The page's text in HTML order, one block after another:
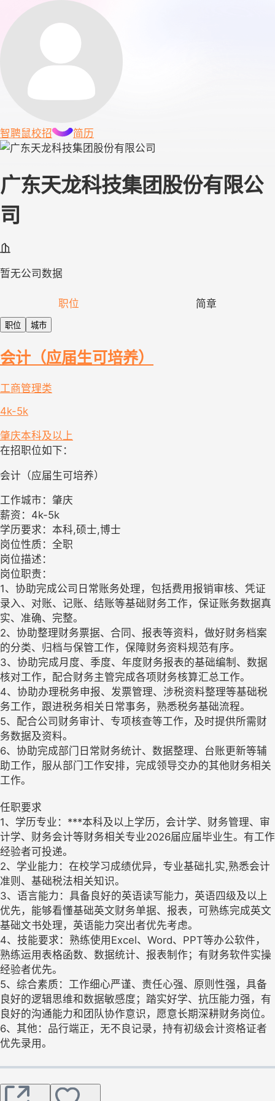
智聘鼠校招 简历
广东天龙科技集团股份有限公
司
暂无公司数据
职位 简章
职位 城市
会计（应届生可培养）
工商管理类
4k-5k
肇庆本科及以上
在招职位如下：
会计（应届生可培养）
工作城市：肇庆
薪资：4k-5k
学历要求：本科,硕士,博士
岗位性质：全职
岗位描述：
岗位职责：
1、协助完成公司日常账务处理，包括费用报销审核、凭证
录入、对账、记账、结账等基础财务工作，保证账务数据真
实、准确、完整。
2、协助整理财务票据、合同、报表等资料，做好财务档案
的分类、归档与保管工作，保障财务资料规范有序。
3、协助完成月度、季度、年度财务报表的基础编制、数据
核对工作，配合财务主管完成各项财务核算汇总工作。
4、协助办理税务申报、发票管理、涉税资料整理等基础税
务工作，跟进税务相关日常事务，熟悉税务基础流程。
5、配合公司财务审计、专项核查等工作，及时提供所需财
务数据及资料。
6、协助完成部门日常财务统计、数据整理、台账更新等辅
助工作，服从部门工作安排，完成领导交办的其他财务相关
工作。
任职要求
1、学历专业：***本科及以上学历，会计学、财务管理、审
计学、财务会计等财务相关专业2026届应届毕业生。有工作
经验者可投递。
2、学业能力：在校学习成绩优异，专业基础扎实,熟悉会计
准则、基础税法相关知识。
3、语言能力：具备良好的英语读写能力，英语四级及以上
优先，能够看懂基础英文财务单据、报表，可熟练完成英文
基础文书处理，英语能力突出者优先考虑。
4、技能要求：熟练使用Excel、Word、PPT等办公软件，
熟练运用表格函数、数据统计、报表制作；有财务软件实操
经验者优先。
5、综合素质：工作细心严谨、责任心强、原则性强，具备
良好的逻辑思维和数据敏感度；踏实好学、抗压能力强，有
良好的沟通能力和团队协作意识，愿意长期深耕财务岗位。
6、其他：品行端正，无不良记录，持有初级会计资格证者
优先录用。